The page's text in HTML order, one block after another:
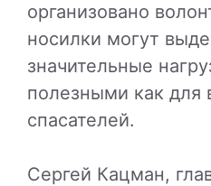
организовано
носилки могут
значительные
полезными как для
спасателей.
Сергей Кацман,